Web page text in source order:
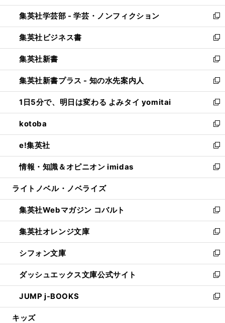
開
く
ウ
で
開
く
ン
ド
ウ
で
開
く
ウ
ィ
ン
ド
ウ
で
開
く
集英社学芸部 - 学芸・ノンフィクション
新
し
い
ウ
ィ
ン
ド
ウ
で
開
く
集英社ビジネス書
新
し
い
ウ
ィ
ン
ド
ウ
で
開
く
集英社新書
新
し
い
ウ
ィ
ン
ド
ウ
で
開
く
集英社新書プラス - 知の水先案内人
新
し
い
ウ
ィ
ン
ド
ウ
で
開
1日5分で、明日は変わる よみタイ yomitai
新
し
い
ウ
ィ
ン
ド
ウ
開
く
kotoba
新
し
い
ウ
ィ
ン
ウ
で
開
く
e!集英社
新
し
い
ウ
ン
ド
ウ
で
開
く
情報・知識＆オピニオン imidas
新
し
ウ
ィ
ン
ド
ウ
で
開
く
ライトノベル・ノベライズ
集英社Webマガジン コバルト
新
し
い
ウ
ィ
ン
ド
ウ
で
開
集英社オレンジ文庫
新
し
い
ウ
ィ
ン
ド
ウ
シフォン文庫
新
し
い
ウ
ィ
ン
ダッシュエックス文庫公式サイト
新
し
い
ウ
JUMP j-BOOKS
新
し
キッズ